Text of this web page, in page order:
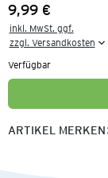
Preis:
9,99 €
inkl. MwSt. ggf.
zzgl. Versandkosten
Verfügbar
ARTIKEL MERKEN